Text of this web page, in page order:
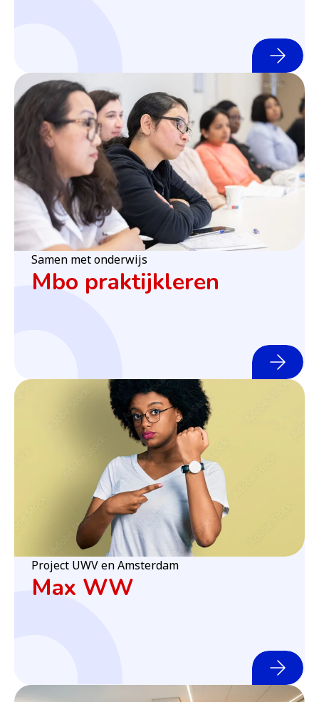
Samen met onderwijs
Mbo praktijkleren
Project UWV en Amsterdam
Max WW